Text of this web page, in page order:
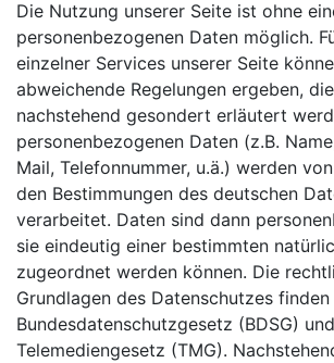
Die Nutzung unserer Seite ist ohne
personenbezogenen Daten möglich.
einzelner Services unserer Seite
abweichende Regelungen ergeben,
nachstehend gesondert erläutert
personenbezogenen Daten (z.B.
Mail, Telefonnummer, u.ä.) werden
den Bestimmungen des deutschen
verarbeitet. Daten sind dann
sie eindeutig einer bestimmten
zugeordnet werden können. Die
Grundlagen des Datenschutzes finden
Bundesdatenschutzgesetz (BDSG)
Telemediengesetz (TMG).